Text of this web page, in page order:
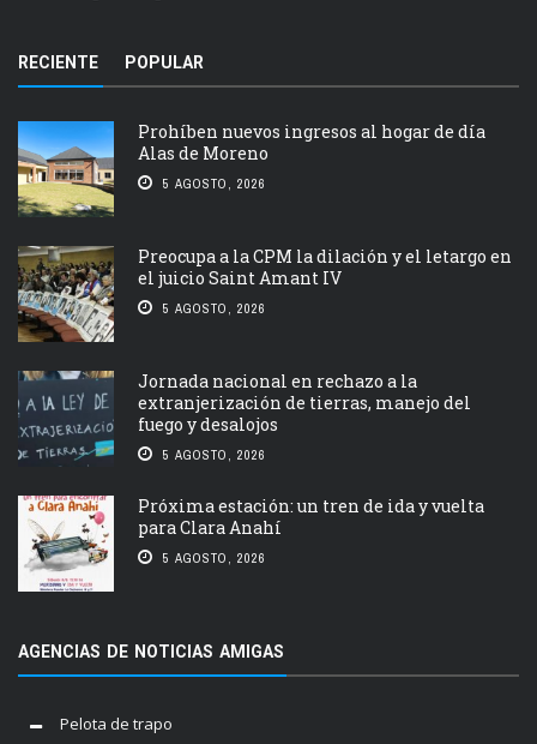
RECIENTE POPULAR
Prohíben nuevos ingresos al hogar de día
Alas de Moreno
5 AGOSTO, 2026
Preocupa a la CPM la dilación y el letargo en
el juicio Saint Amant IV
5 AGOSTO, 2026
Jornada nacional en rechazo a la
extranjerización de tierras, manejo del
fuego y desalojos
5 AGOSTO, 2026
Próxima estación: un tren de ida y vuelta
para Clara Anahí
5 AGOSTO, 2026
AGENCIAS DE NOTICIAS AMIGAS
Pelota de trapo